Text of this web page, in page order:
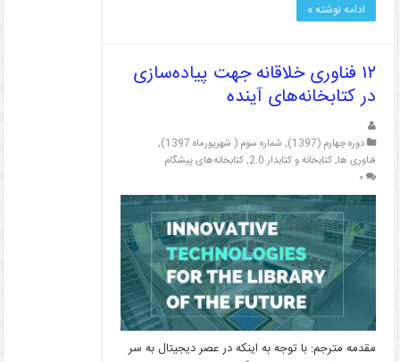
ادامه نوشته »
۱۲ فناوری خلاقانه جهت پیاده‌سازی
در کتابخانه‌های آینده
دوره چهارم (1397) , شماره سوم ( شهریورماه 1397)
,
فناوری ها,کتابخانه و کتابدار 2.0 ,کتابخانه‌های پیشگام
۰
مقدمه مترجم: با توجه به اینکه در عصر دیجیتال به سر